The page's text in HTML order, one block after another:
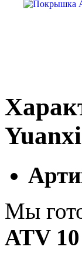
Мы
ATV